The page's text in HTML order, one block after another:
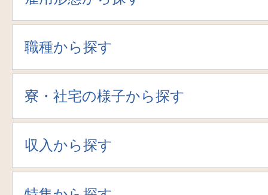
職種から探す
寮・社宅の様子から探す
収入から探す